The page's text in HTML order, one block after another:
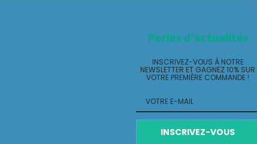
Perles d'Actualités
INSCRIVEZ-VOUS À NOTRE
NEWSLETTER ET GAGNEZ 10% SUR
VOTRE PREMIÈRE COMMANDE !
INSCRIVEZ-VOUS